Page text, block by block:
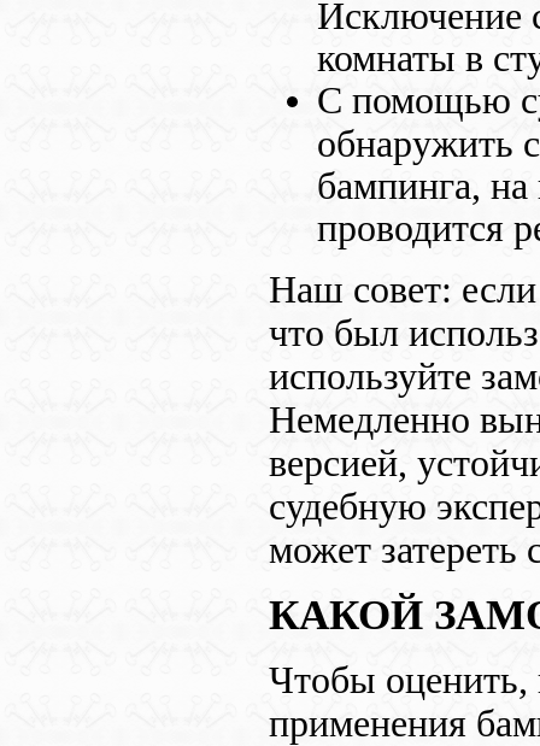
Исключение
комнаты в
С помощью
обнаружить
бампинга, на
проводится
Наш совет: если
что был
используйте
Немедленно
версией,
судебную
может затереть
КАКОЙ
Чтобы оценить,
применения